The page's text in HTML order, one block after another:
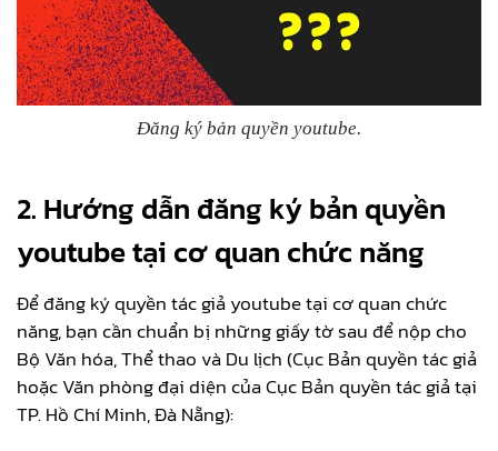
Đăng ký bản quyền youtube.
2. Hướng dẫn đăng ký bản quyền
youtube tại cơ quan chức năng
Để đăng ký quyền tác giả youtube tại cơ quan chức
năng, bạn cần chuẩn bị những giấy tờ sau để nộp cho
Bộ Văn hóa, Thể thao và Du lịch (Cục Bản quyền tác giả
hoặc Văn phòng đại diện của Cục Bản quyền tác giả tại
TP. Hồ Chí Minh, Đà Nẵng):